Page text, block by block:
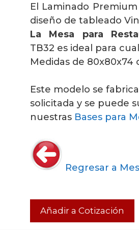
El Laminado
diseño de tableado
La Mesa para
TB32 es ideal para
Medidas de 80x80x74
Este modelo se
solicitada y se puede
nuestras Bases para
Regresar a
Añadir a Cotización